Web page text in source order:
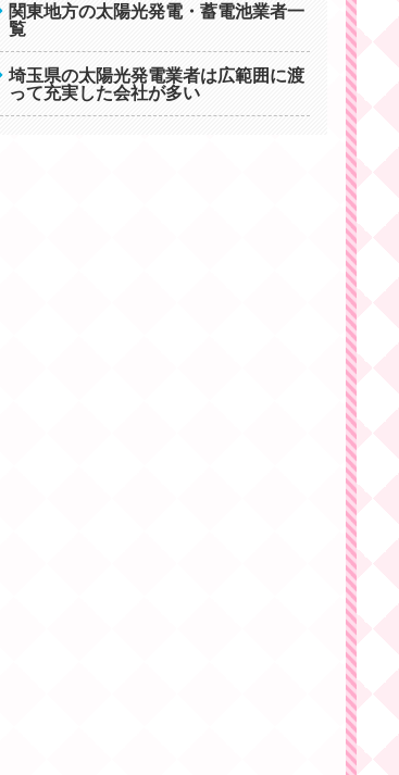
関東地方の太陽光発電・蓄電池業者一
覧
埼玉県の太陽光発電業者は広範囲に渡
って充実した会社が多い